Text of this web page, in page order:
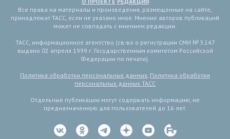
Все права на материалы и произведения, размещенные на сайте,
принадлежат ТАСС, если не указано иное. Мнение авторов публикаций
может не совпадать с мнением редакции.
ТАСС, информационное агентство (св-во о регистрации СМИ № 3 247
выдано 02 апреля 1999 г. Государственным комитетом Российской
Федерации по печати).
Политика обработки персональных данных, Политика обработки
персональных данных ТАСС
Отдельные публикации могут содержать информацию, не
предназначенную для пользователей до 16 лет.